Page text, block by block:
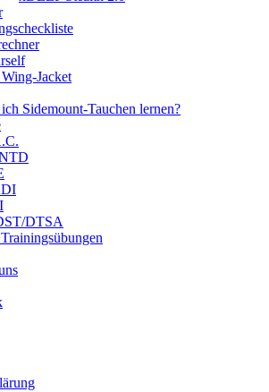
Jacket
Sidemount-Tauchen lernen?
DTSA